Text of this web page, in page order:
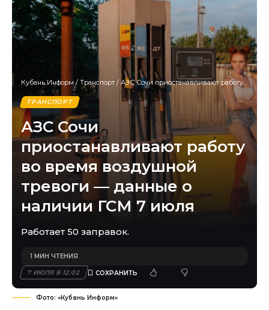
Кубань Информ/ Транспорт / АЗС Сочи приостанавливают работу во время воздушной тревоги — данные о наличии ГСМ 7 июля
ТРАНСПОРТ
АЗС Сочи
приостанавливают работу
во время воздушной
тревоги — данные о
наличии ГСМ 7 июля
Работает 50 заправок.
7 ИЮЛЯ В 12:02
1 МИН ЧТЕНИЯ
Фото: «Кубань Информ»